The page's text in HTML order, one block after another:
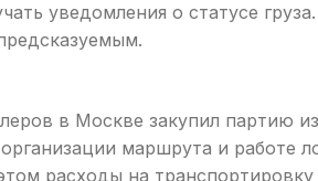
уведомления о статусе
в Москве закупил партию
маршрута и работе
расходы на транспортировку